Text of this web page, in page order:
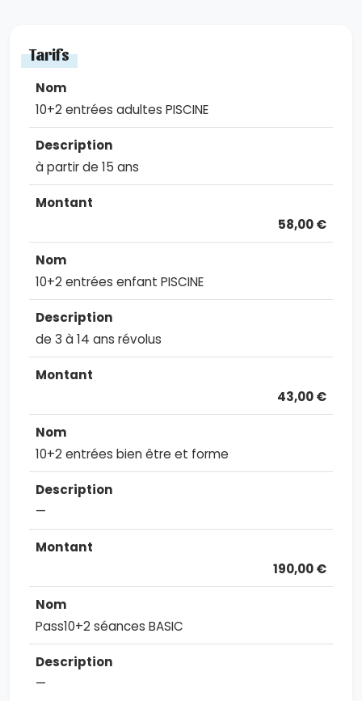
Tarifs
10+2 entrées adultes PISCINE
à partir de 15 ans
58,00 €
10+2 entrées enfant PISCINE
de 3 à 14 ans révolus
43,00 €
10+2 entrées bien être et forme
—
190,00 €
Pass10+2 séances BASIC
—